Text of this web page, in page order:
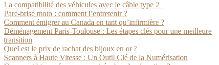
La compatibilité des véhicules avec le câble type 2
Pare-brise moto : comment l’entretenir ?
Comment émigrer au Canada en tant qu’infirmière ?
Déménagement Paris-Toulouse : Les étapes clés pour une meilleure
transition
Quel est le prix de rachat des bijoux en or ?
Scanners à Haute Vitesse : Un Outil Clé de la Numérisation